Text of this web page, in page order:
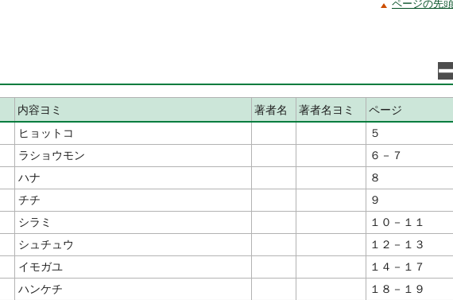
ページの先
内容ヨミ 著者名 著者名ヨミ
ページ
ヒョットコ
５
ラショウモン
６－７
ハナ
８
チチ
９
シラミ
１０－１１
シュチュウ
１２－１３
イモガユ
１４－１７
ハンケチ
１８－１９